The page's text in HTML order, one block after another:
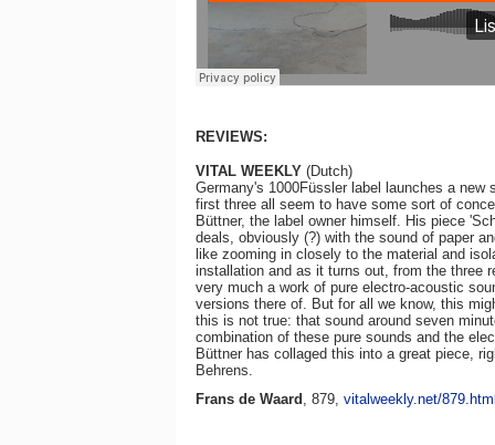
REVIEWS:
VITAL WEEKLY (Dutch)
Germany's 1000Füssler label launches a
first three all seem to have some sort of
Büttner, the label owner himself. His piece
deals, obviously (?) with the sound of paper
like zooming in closely to the material and
installation and as it turns out, from the three
very much a work of pure electro-acoustic
versions there of. But for all we know, this
this is not true: that sound around seven
combination of these pure sounds and the
Büttner has collaged this into a great piece,
Behrens.
Frans de Waard , 879, vitalweekly.net/